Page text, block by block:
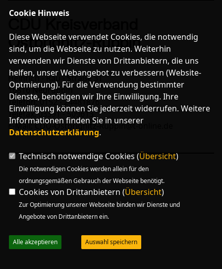
ANTRÄGE UND ANFRAGEN
BUNDESTAG
LANDTAG
EUROPA
CDU RHEINSBERG
JUNGE UNION OPR
FRAUEN UNION OPR
Mitglied werden
LINKS
Ostprignitz-Ruppin
Heinrich - Rau - Straße 31
16816 Neuruppin
Telefon: 0152 - 24481876
Telefax: 03391 - 509613
E-Mail: CDU-Ostprignitz-Ruppin@t-online.de
Cookie Hinweis
Diese Webseite verwendet Cookies, die notwendig
sind, um die Webseite zu nutzen. Weiterhin
verwenden wir Dienste von Drittanbietern, die uns
helfen, unser Webangebot zu verbessern (Website-
Optmierung). Für die Verwendung bestimmter
Dienste, benötigen wir Ihre Einwilligung. Ihre
Einwilligung können Sie jederzeit widerrufen. Weitere
Informationen finden Sie in unserer
Datenschutzerklärung.
Technisch notwendige Cookies (Übersicht)
Die notwendigen Cookies werden allein für den
ordnungsgemäßen Gebrauch der Webseite benötigt.
Cookies von Drittanbietern (Übersicht)
Zur Optimierung unserer Webseite binden wir Dienste und
Angebote von Drittanbietern ein.
Alle akzeptieren Auswahl speichern